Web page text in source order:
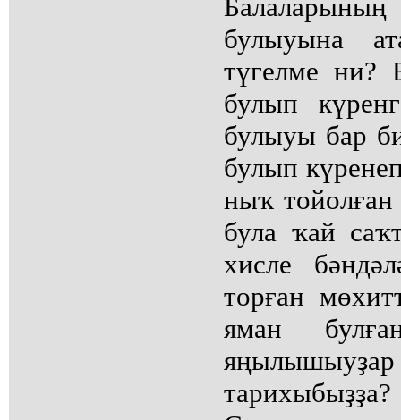
булыуына
түгелме ни?
булып
булыуы бар
булып
ныҡ тойолған
була ҡай
хисле
торған
яман